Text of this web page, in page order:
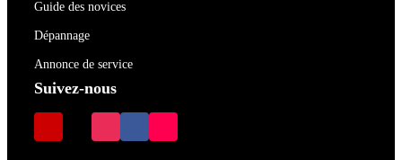
Guide des novices
Dépannage
Annonce de service
Suivez-nous